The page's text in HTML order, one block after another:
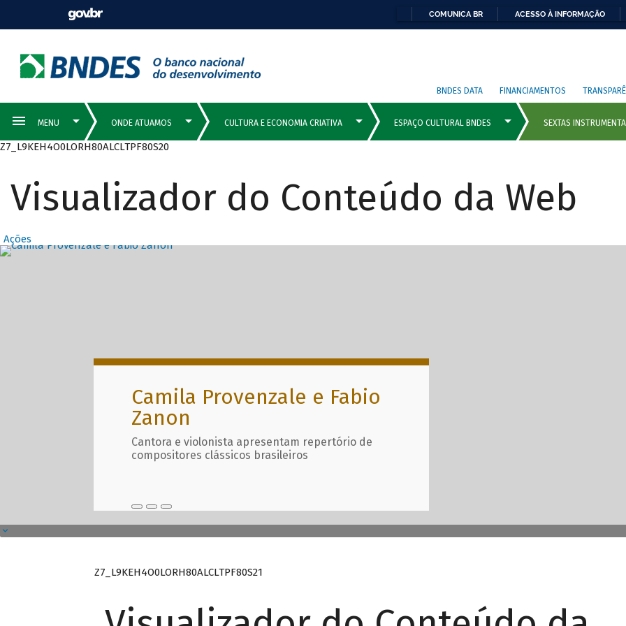
COMUNICA BR ACESSO À INFORMAÇÃO
BNDES DATA FINANCIAMENTOS
Z7_L9KEH4O0LORH80ALCLTPF80S20
Visualizador do Conteúdo da Web
Ações
Destaques Principais com
Camila Provenzale e Fabio
Zanon
Cantora e violonista apresentam repertório de
compositores clássicos brasileiros
Z7_L9KEH4O0LORH80ALCLTPF80S21